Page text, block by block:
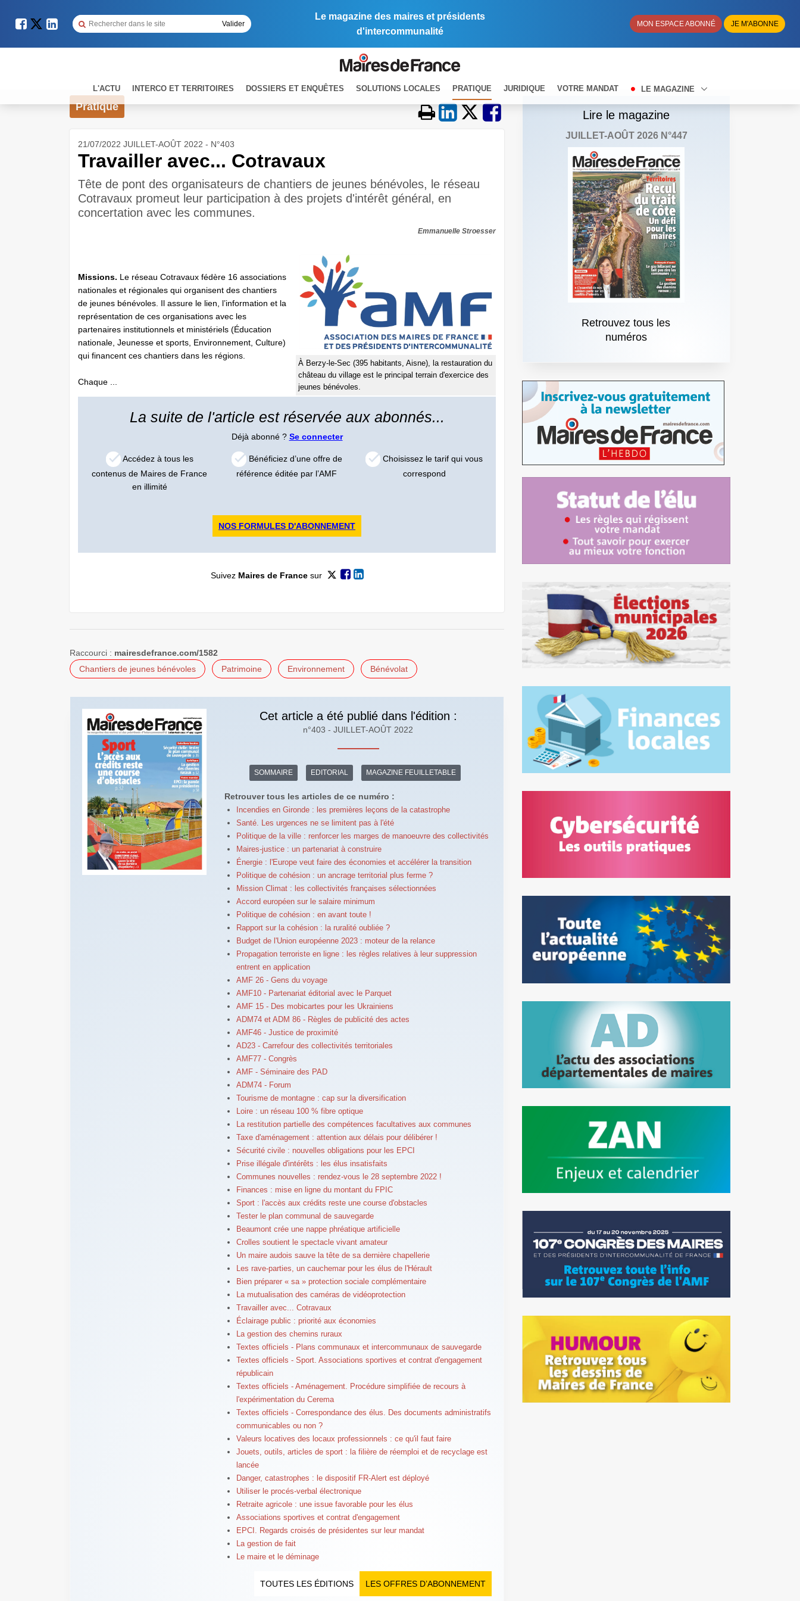
Le magazine des maires et présidents
d'intercommunalité
MON ESPACE ABONNÉ JE M'ABONNE
L'ACTU INTERCO ET TERRITOIRES DOSSIERS ET ENQUÊTES SOLUTIONS LOCALES PRATIQUE JURIDIQUE VOTRE MANDAT LE MAGAZINE
Pratique
21/07/2022 JUILLET-AOÛT 2022 - N°403
Travailler avec... Cotravaux
Tête de pont des organisateurs de chantiers de jeunes bénévoles, le réseau
Cotravaux promeut leur participation à des projets d'intérêt général, en
concertation avec les communes.
Emmanuelle Stroesser
À Berzy-le-Sec (395 habitants, Aisne), la restauration du
château du village est le principal terrain d'exercice des
jeunes bénévoles.
Missions. Le réseau Cotravaux fédère 16 associations
nationales et régionales qui organisent des chantiers
de jeunes bénévoles. Il assure le lien, l’information et la
représentation de ces organisations avec les
partenaires institutionnels et ministériels (Éducation
nationale, Jeunesse et sports, Environnement, Culture)
qui financent ces chantiers dans les régions.
Chaque ...
La suite de l'article est réservée aux abonnés...
Déjà abonné ? Se connecter
Accédez à tous les
contenus de Maires de France
en illimité
Bénéficiez d’une offre de
référence éditée par l’AMF
Choisissez le tarif qui vous
correspond
NOS FORMULES D'ABONNEMENT
Suivez Maires de Francesur
Raccourci : mairesdefrance.com/1582
Chantiers de jeunes bénévoles
Patrimoine Environnement Bénévolat
Cet article a été publié dans l'édition :
n°403 - JUILLET-AOÛT 2022
SOMMAIRE EDITORIAL MAGAZINE FEUILLETABLE
Retrouver tous les articles de ce numéro :
Incendies en Gironde : les premières leçons de la catastrophe
Santé. Les urgences ne se limitent pas à l'été
Politique de la ville : renforcer les marges de manoeuvre des collectivités
Maires-justice : un partenariat à construire
Énergie : l'Europe veut faire des économies et accélérer la transition
Politique de cohésion : un ancrage territorial plus ferme ?
Mission Climat : les collectivités françaises sélectionnées
Accord européen sur le salaire minimum
Politique de cohésion : en avant toute !
Rapport sur la cohésion : la ruralité oubliée ?
Budget de l'Union européenne 2023 : moteur de la relance
Propagation terroriste en ligne : les règles relatives à leur suppression
entrent en application
AMF 26 - Gens du voyage
AMF10 - Partenariat éditorial avec le Parquet
AMF 15 - Des mobicartes pour les Ukrainiens
ADM74 et ADM 86 - Règles de publicité des actes
AMF46 - Justice de proximité
AD23 - Carrefour des collectivités territoriales
AMF77 - Congrès
AMF - Séminaire des PAD
ADM74 - Forum
Tourisme de montagne : cap sur la diversification
Loire : un réseau 100 % fibre optique
La restitution partielle des compétences facultatives aux communes
Taxe d'aménagement : attention aux délais pour délibérer !
Sécurité civile : nouvelles obligations pour les EPCI
Prise illégale d'intérêts : les élus insatisfaits
Communes nouvelles : rendez-vous le 28 septembre 2022 !
Finances : mise en ligne du montant du FPIC
Sport : l'accès aux crédits reste une course d'obstacles
Tester le plan communal de sauvegarde
Beaumont crée une nappe phréatique artificielle
Crolles soutient le spectacle vivant amateur
Un maire audois sauve la tête de sa dernière chapellerie
Les rave-parties, un cauchemar pour les élus de l'Hérault
Bien préparer « sa » protection sociale complémentaire
La mutualisation des caméras de vidéoprotection
Travailler avec... Cotravaux
Éclairage public : priorité aux économies
La gestion des chemins ruraux
Textes officiels - Plans communaux et intercommunaux de sauvegarde
Textes officiels - Sport. Associations sportives et contrat d'engagement
républicain
Textes officiels - Aménagement. Procédure simplifiée de recours à
l'expérimentation du Cerema
Textes officiels - Correspondance des élus. Des documents administratifs
communicables ou non ?
Valeurs locatives des locaux professionnels : ce qu'il faut faire
Jouets, outils, articles de sport : la filière de réemploi et de recyclage est
lancée
Danger, catastrophes : le dispositif FR-Alert est déployé
Utiliser le procés-verbal électronique
Retraite agricole : une issue favorable pour les élus
Associations sportives et contrat d'engagement
EPCI. Regards croisés de présidentes sur leur mandat
La gestion de fait
Le maire et le déminage
LES OFFRES D’ABONNEMENT
TOUTES LES ÉDITIONS
Lire le magazine
JUILLET-AOÛT 2026 N°447
Retrouvez tous les
numéros